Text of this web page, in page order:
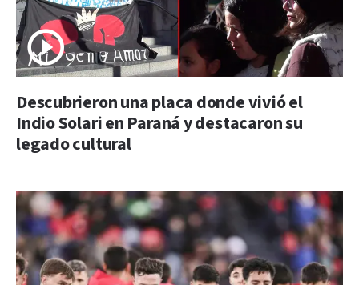
Descubrieron una placa donde vivió el
Indio Solari en Paraná y destacaron su
legado cultural